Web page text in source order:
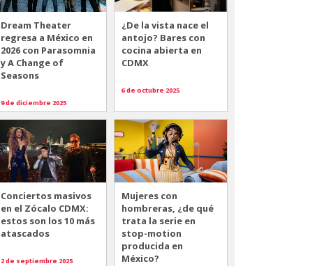
Dream Theater
regresa a México en
2026 con Parasomnia
y A Change of
Seasons
9 de diciembre 2025
¿De la vista nace el
antojo? Bares con
cocina abierta en
CDMX
6 de octubre 2025
Conciertos masivos
en el Zócalo CDMX:
estos son los 10 más
atascados
2 de septiembre 2025
Mujeres con
hombreras, ¿de qué
trata la serie en
stop-motion
producida en
México?